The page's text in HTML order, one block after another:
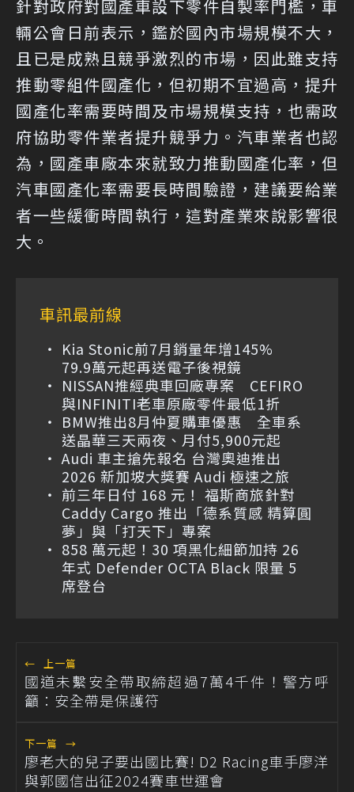
針對政府對國產車設下零件自製率門檻，車
輛公會日前表示，鑑於國內市場規模不大，
且已是成熟且競爭激烈的市場，因此雖支持
推動零組件國產化，但初期不宜過高，提升
國產化率需要時間及市場規模支持，也需政
府協助零件業者提升競爭力。汽車業者也認
為，國產車廠本來就致力推動國產化率，但
汽車國產化率需要長時間驗證，建議要給業
者一些緩衝時間執行，這對產業來說影響很
大。
車訊最前線
Kia Stonic前7月銷量年增145%
79.9萬元起再送電子後視鏡
NISSAN推經典車回廠專案 CEFIRO
與INFINITI老車原廠零件最低1折
BMW推出8月仲夏購車優惠 全車系
送晶華三天兩夜、月付5,900元起
Audi 車主搶先報名 台灣奧迪推出
2026 新加坡大獎賽 Audi 極速之旅
前三年日付 168 元！ 福斯商旅針對
Caddy Cargo 推出「德系質感 精算圓
夢」與「打天下」專案
858 萬元起！30 項黑化細節加持 26
年式 Defender OCTA Black 限量 5
席登台
← 上一篇
國道未繫安全帶取締超過7萬4千件！警方呼
籲：安全帶是保護符
下一篇 →
廖老大的兒子要出國比賽! D2 Racing車手廖洋
與郭國信出征2024賽車世運會